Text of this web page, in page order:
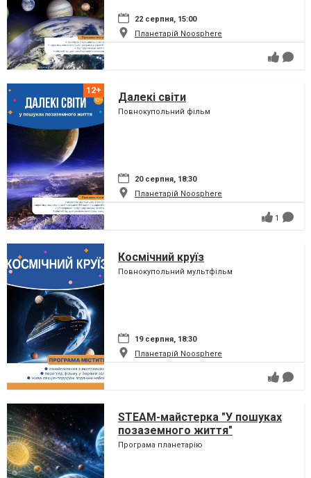
22 серпня, 15:00
Планетарій Noosphere
Далекі світи
Повнокупольний фільм
20 серпня, 18:30
Планетарій Noosphere
1
Космічний круїз
Повнокупольний мультфільм
19 серпня, 18:30
Планетарій Noosphere
STEAM-майстерка "У пошуках
позаземного життя"
Програма планетарію